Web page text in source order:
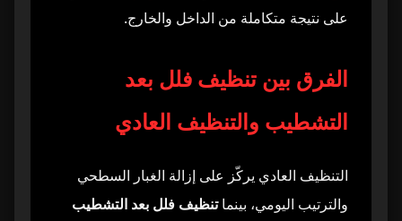
33 هل تختلف الأسعار حسب منطقة الفيلا في دبي؟
هل يمكن إضافة خدمات أخرى مع تنظيف فلل بعد
التشطيب؟
على نتيجة متكاملة من الداخل والخارج.
الفرق بين تنظيف فلل بعد
التشطيب والتنظيف العادي
التنظيف العادي يركّز على إزالة الغبار السطحي
والترتيب اليومي، بينماتنظيف فلل بعد التشطيب